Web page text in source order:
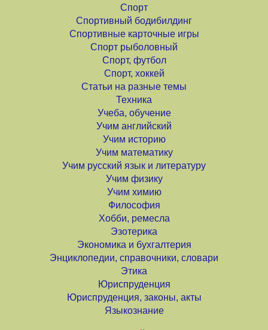
Спорт
Спортивный бодибилдинг
Спортивные карточные игры
Спорт рыболовный
Спорт, футбол
Спорт, хоккей
Статьи на разные темы
Техника
Учеба, обучение
Учим английский
Учим историю
Учим математику
Учим русский язык и литературу
Учим физику
Учим химию
Философия
Хобби, ремесла
Эзотерика
Экономика и бухгалтерия
Энциклопедии, справочники, словари
Этика
Юриспруденция
Юриспруденция, законы, акты
Языкознание